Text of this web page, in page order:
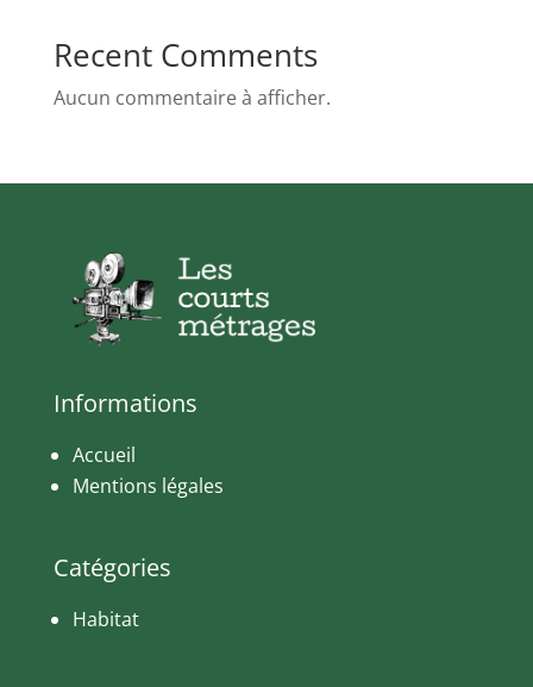
Recent Comments
Aucun commentaire à afficher.
Informations
Accueil
Mentions légales
Catégories
Habitat